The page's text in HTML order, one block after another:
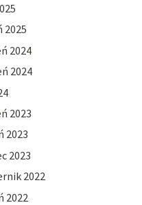
2025
2024
2024
2023
2023
2023
2022
2022